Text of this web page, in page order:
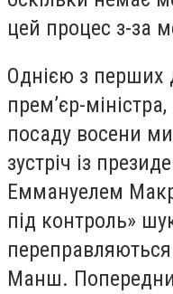
цей процес з-за
Однією з перших
прем’єр-
посаду восени
зустріч із
Еммануелем
під контроль»
Манш.